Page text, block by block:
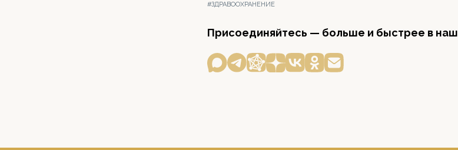
#ЗДРАВООХРАНЕНИЕ
Присоединяйтесь — больше и быстрее в